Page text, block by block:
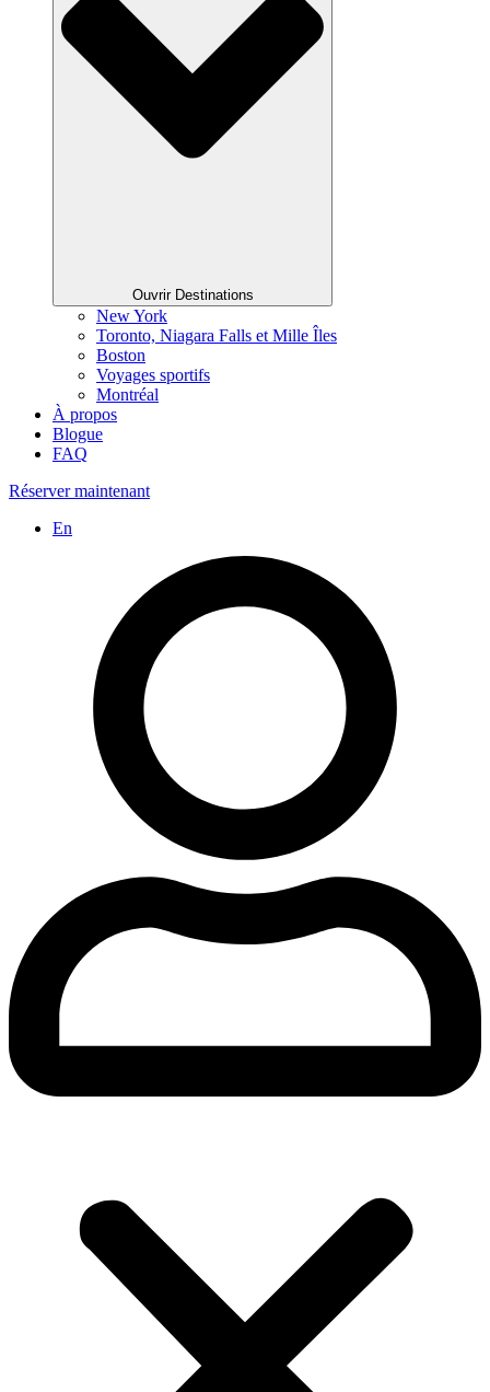
Ouvrir Destinations
New York
Toronto, Niagara Falls et Mille Îles
Boston
Voyages sportifs
Montréal
À propos
Blogue
FAQ
Réserver maintenant
En